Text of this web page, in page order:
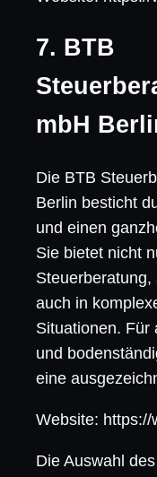
7. BTB
mbH
Die BTB
Berlin besticht
und einen
Sie bietet nicht
auch in
Situationen. Für
und
eine
Website: https://
Die Auswahl